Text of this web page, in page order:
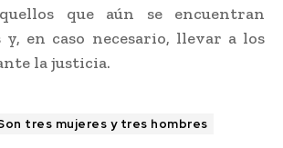
que aún se encuentran
y, en caso necesario, llevar a los
la justicia.
tres mujeres y tres hombres